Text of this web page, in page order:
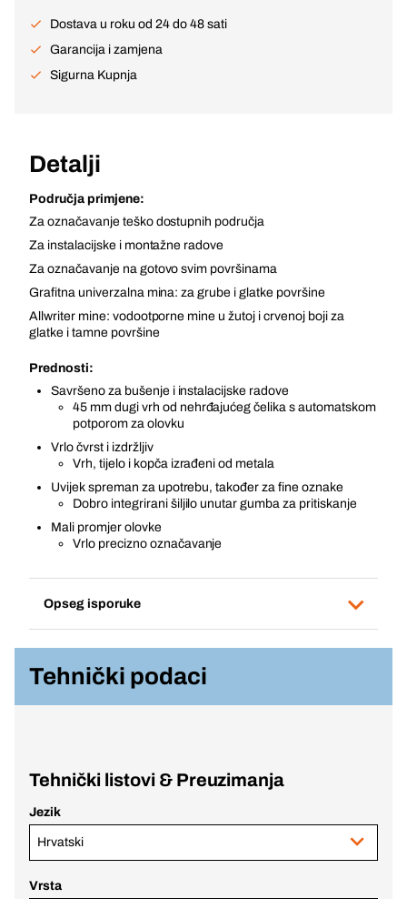
Dostava u roku od 24 do 48 sati
Garancija i zamjena
Sigurna Kupnja
Detalji
Područja primjene:
Za označavanje teško dostupnih područja
Za instalacijske i montažne radove
Za označavanje na gotovo svim površinama
Grafitna univerzalna mina: za grube i glatke površine
Allwriter mine: vodootporne mine u žutoj i crvenoj boji za
glatke i tamne površine
Prednosti:
Savršeno za bušenje i instalacijske radove
45 mm dugi vrh od nehrđajućeg čelika s automatskom
potporom za olovku
Vrlo čvrst i izdržljiv
Vrh, tijelo i kopča izrađeni od metala
Uvijek spreman za upotrebu, također za fine oznake
Dobro integrirani šiljilo unutar gumba za pritiskanje
Mali promjer olovke
Vrlo precizno označavanje
Opseg isporuke
Tehnički podaci
Tehnički listovi & Preuzimanja
Jezik
Hrvatski
Vrsta